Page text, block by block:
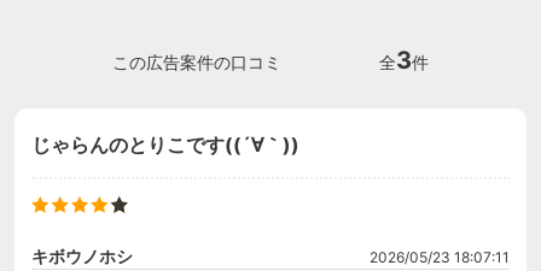
この広告案件の口コミ 全3件
じゃらんのとりこです((´∀｀))
キボウノホシ 2026/05/23 18:07:11